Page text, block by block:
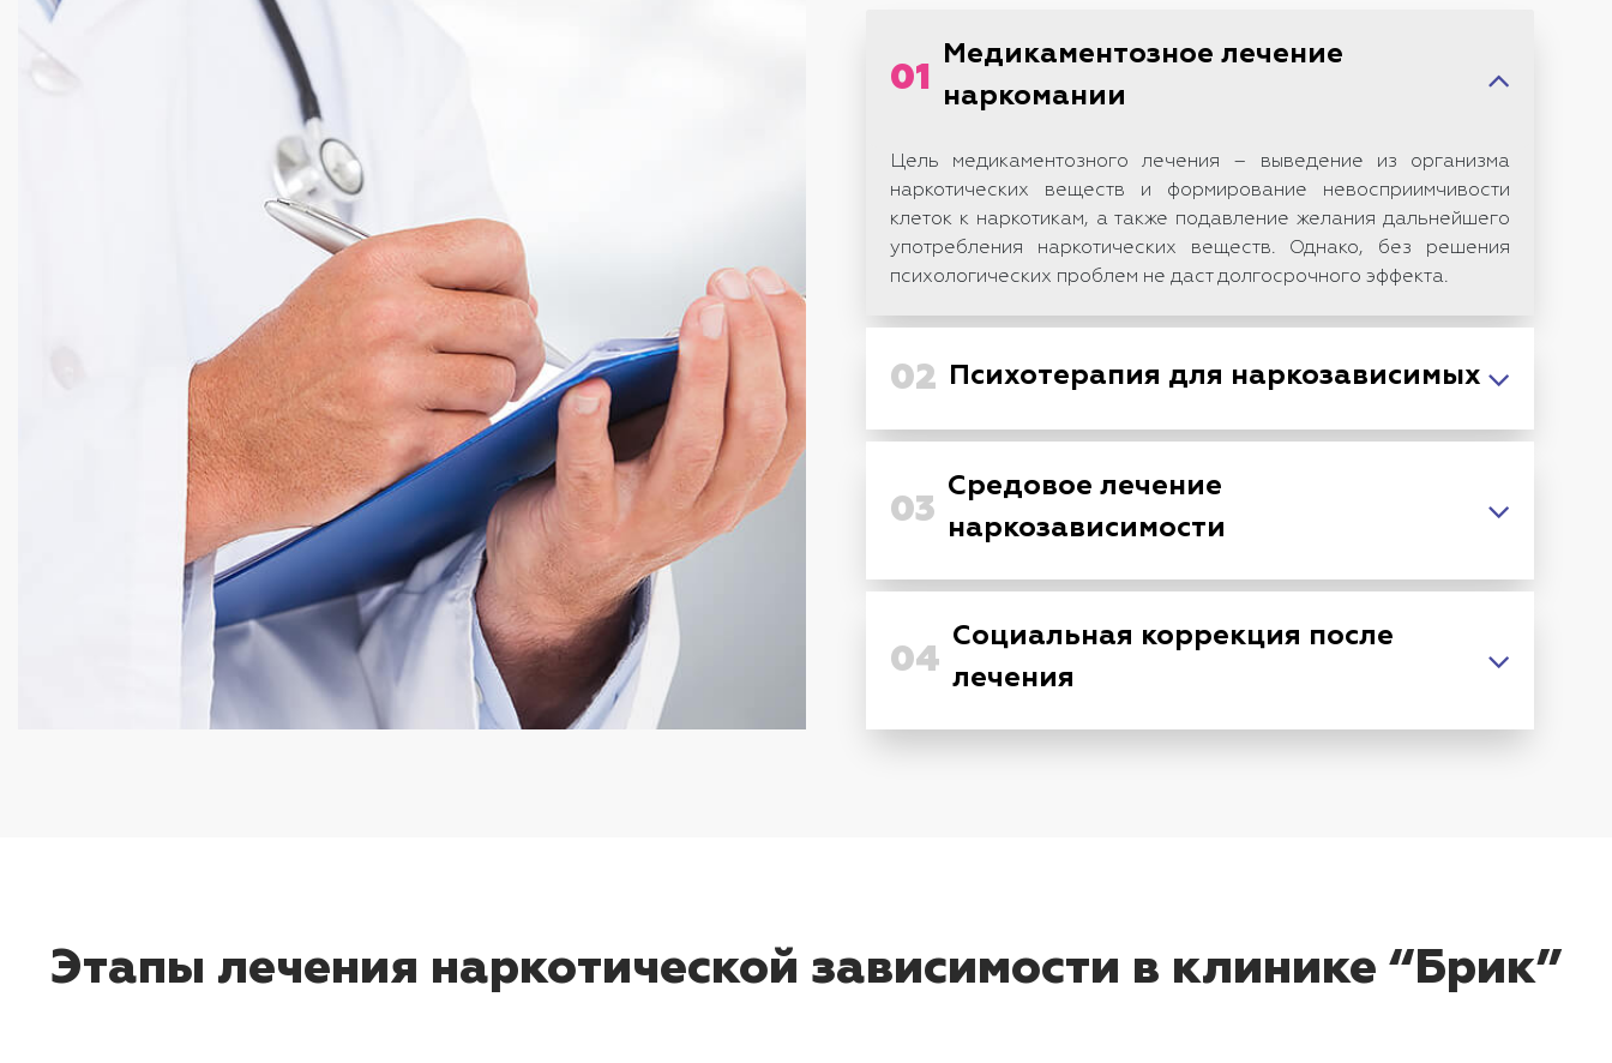
01
Медикаментозное лечение
наркомании
Цель медикаментозного лечения – выведение из организма
наркотических веществ и формирование невосприимчивости
клеток к наркотикам, а также подавление желания дальнейшего
употребления наркотических веществ. Однако, без решения
психологических проблем не даст долгосрочного эффекта.
02 Психотерапия для наркозависимых
03
Средовое лечение
наркозависимости
04
Социальная коррекция после
лечения
Этапы лечения наркотической зависимости в клинике “Брик”